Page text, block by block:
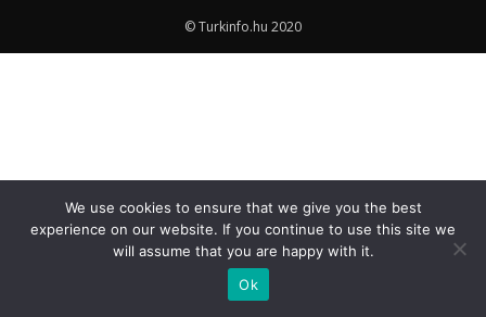
© Turkinfo.hu 2020
We use cookies to ensure that we give you the best
experience on our website. If you continue to use this site we
will assume that you are happy with it.
Ok